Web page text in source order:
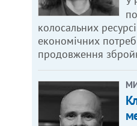
колосальних
економічних потреб
продовження